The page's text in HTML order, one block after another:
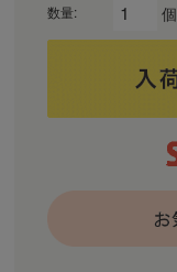
数量: 個